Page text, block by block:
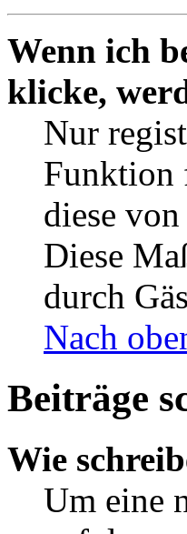
Wenn ich
klicke,
Nur
Funktion
diese
Diese
durch
Nach
Beiträge
Wie
Um eine